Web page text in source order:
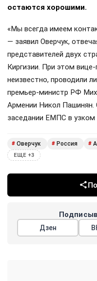
остаются хорошими.
«Мы всегда имеем
— заявил Оверчук,
представителей двух
Киргизии. При этом
неизвестно, проводили
премьер-министр РФ
Армении Никол Пашинян.
заседании ЕМПС в узком
# Оверчук # Россия #
ЕЩЕ +3
Дзен